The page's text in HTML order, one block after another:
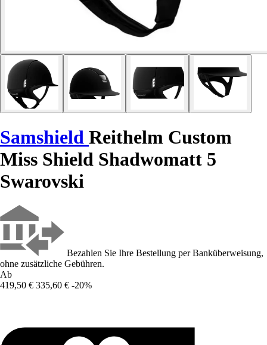
Samshield Reithelm Custom
Miss Shield Shadwomatt 5
Swarovski
Bezahlen Sie Ihre Bestellung per Banküberweisung,
ohne zusätzliche Gebühren.
Ab
419,50 € 335,60 € -20%